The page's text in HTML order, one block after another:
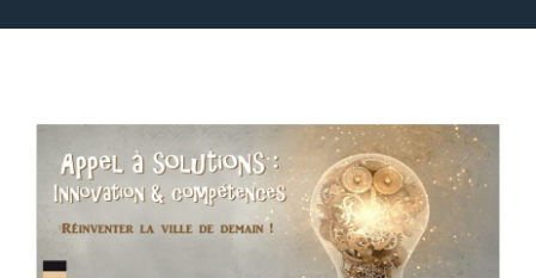
l'image
agrandie